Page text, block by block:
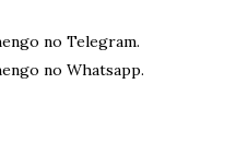
no Telegram.
no Whatsapp.